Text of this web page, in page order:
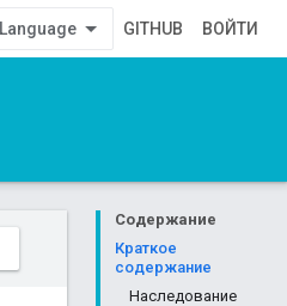
GITHUB ВОЙТИ
Содержание
Краткое
содержание
Наследование